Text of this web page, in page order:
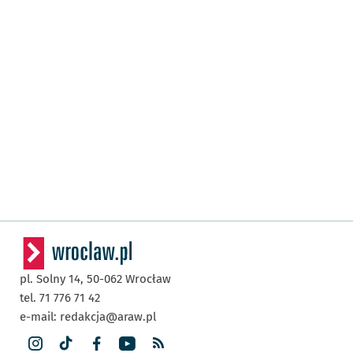
pl. Solny 14, 50-062 Wrocław
tel. 71 776 71 42
e-mail: redakcja@araw.pl